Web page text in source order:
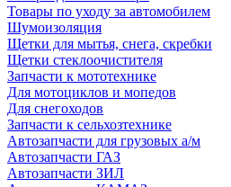
Товары по уходу за автомобилем
Шумоизоляция
Щетки для мытья, снега, скребки
Щетки стеклоочистителя
Запчасти к мототехнике
Для мотоциклов и мопедов
Для снегоходов
Запчасти к сельхозтехнике
Автозапчасти для грузовых а/м
Автозапчасти ГАЗ
Автозапчасти ЗИЛ